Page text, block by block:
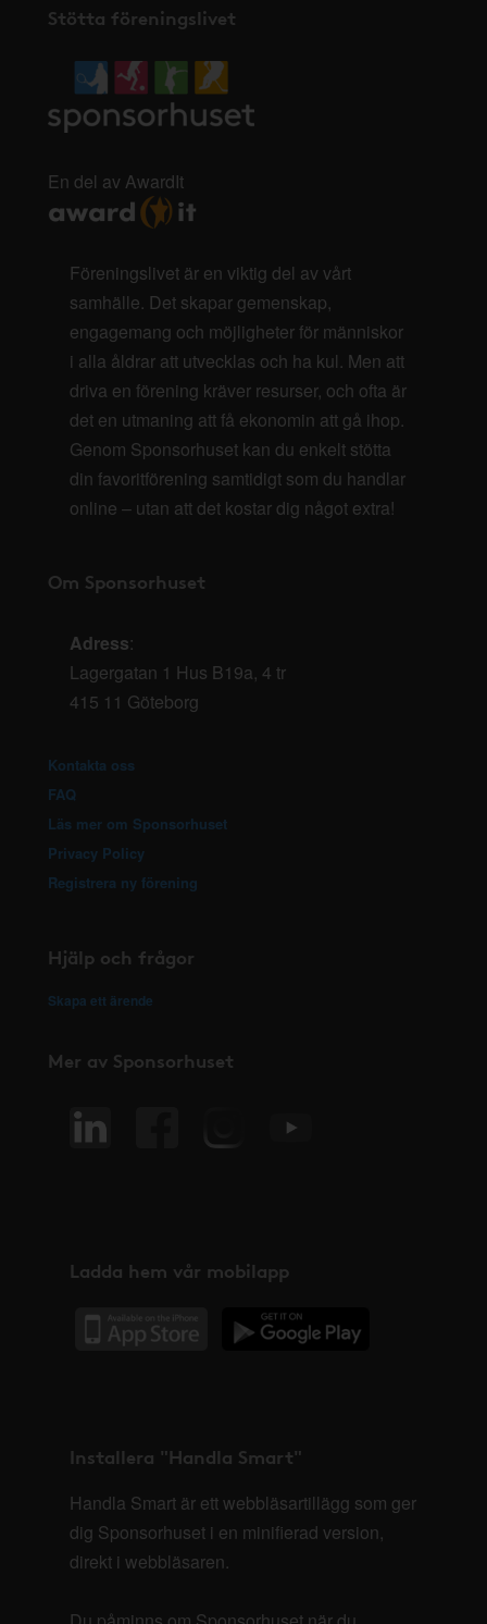
Stötta föreningslivet
En del av AwardIt
Föreningslivet är en viktig del av vårt
samhälle. Det skapar gemenskap,
engagemang och möjligheter för människor
i alla åldrar att utvecklas och ha kul. Men att
driva en förening kräver resurser, och ofta är
det en utmaning att få ekonomin att gå ihop.
Genom Sponsorhuset kan du enkelt stötta
din favoritförening samtidigt som du handlar
online – utan att det kostar dig något extra!
Om Sponsorhuset
Adress:
Lagergatan 1 Hus B19a, 4 tr
415 11 Göteborg
Kontakta oss
FAQ
Läs mer om Sponsorhuset
Privacy Policy
Registrera ny förening
Hjälp och frågor
Skapa ett ärende
Mer av Sponsorhuset
Ladda hem vår mobilapp
Installera "Handla Smart"
Handla Smart är ett webbläsartillägg som ger
dig Sponsorhuset i en minifierad version,
direkt i webbläsaren.